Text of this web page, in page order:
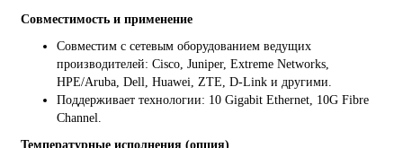
Совместимость и применение
Совместим с сетевым оборудованием ведущих
производителей: Cisco, Juniper, Extreme Networks,
HPE/Aruba, Dell, Huawei, ZTE, D-Link и другими.
Поддерживает технологии: 10 Gigabit Ethernet, 10G Fibre
Channel.
Температурные исполнения (опция)